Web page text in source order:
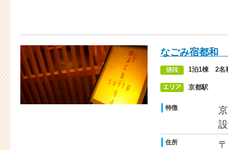
なごみ宿都和
1泊1棟 2名
京都駅
特徴
住所